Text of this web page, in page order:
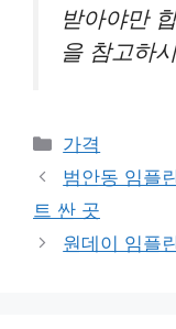
받아야만
을 참고하
카
테
고
리
가격
범안동 임플
트 싼 곳
원데이 임플